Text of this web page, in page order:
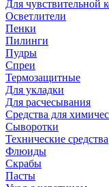
Для чувствительной
Осветлители
Пенки
Пилинги
Пудры
Спреи
Термозащитные
Для укладки
Для расчесывания
Средства для
Сыворотки
Технические средства
Флюиды
Скрабы
Пасты